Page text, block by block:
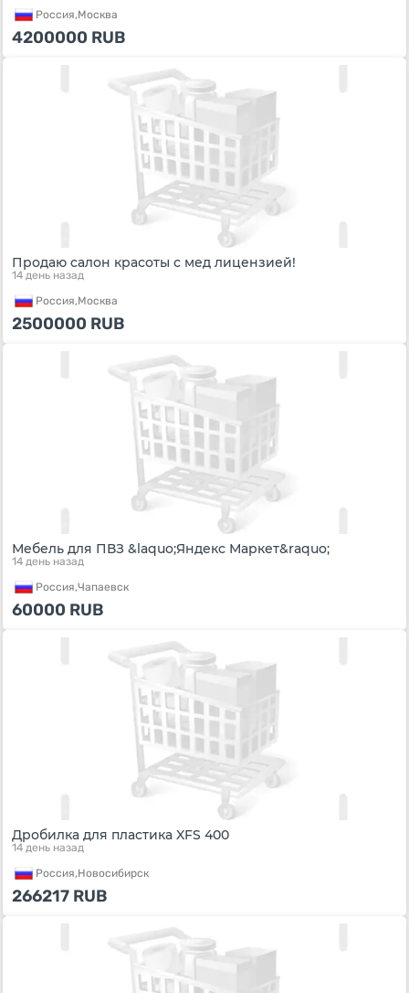
Россия,Москва
4200000 RUB
Продаю салон красоты с мед лицензией!
14 день назад
Россия,Москва
2500000 RUB
Мебель для ПВЗ &laquo;Яндекс Маркет&raquo;
14 день назад
Россия,Чапаевск
60000 RUB
Дробилка для пластика XFS 400
14 день назад
Россия,Новосибирск
266217 RUB